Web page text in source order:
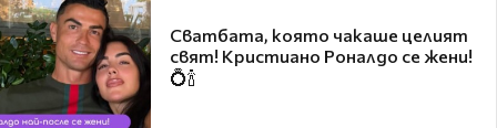
Сватбата, която чакаше целият
свят! Кристиано Роналдо се жени!
💍🍾